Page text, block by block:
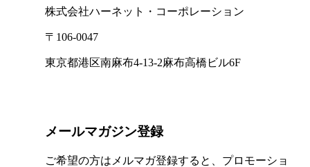
株式会社ハーネット・コーポレーション
〒106-0047
東京都港区南麻布4-13-2麻布高橋ビル6F
メールマガジン登録
ご希望の方はメルマガ登録すると、プロモーショ